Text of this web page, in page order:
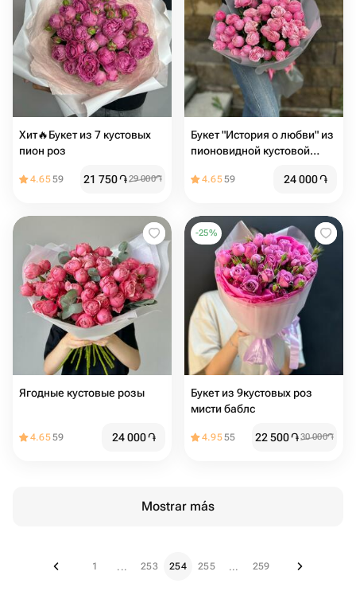
Хит🔥Букет из 7 кустовых
пион роз
4.6559 21 750֏29 000֏
Букет "История о любви" из
пионовидной кустовой
4.6559 24 000֏
Ягодные кустовые розы
4.6559 24 000֏
-25%
Букет из 9кустовых роз
мисти баблс
4.9555 22 500֏30 000֏
Mostrar más
1 ... 253 254 255 ... 259